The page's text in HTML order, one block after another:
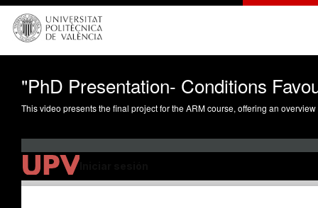
"PhD Presentation- Conditions